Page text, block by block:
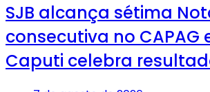
SJB alcança sétima
consecutiva no CAPAG
Caputi celebra